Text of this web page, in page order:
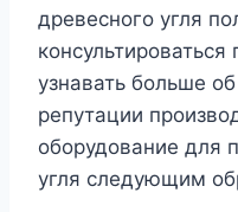
древесного угля
узнавать больше
репутации
оборудование для
угля следующим